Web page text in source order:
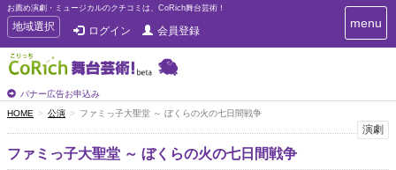
お薦め演劇・ミュージカルのクチコミは、CoRich舞台芸術！
T
o
g
g
e
n
a
i
地域選択 ログイン 会員登録
バナー広告お申込み
T
o
menu
HOME 公演 ファミっ子大聖堂 ～ ぼくらの火の七日間戦争
演劇
ファミっ子大聖堂 ～ ぼくらの火の七日間戦争